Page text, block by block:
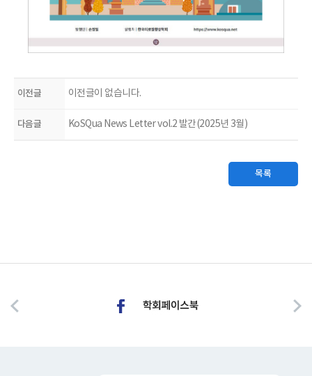
이전글 이전글이 없습니다.
다음글 KoSQua News Letter vol.2 발간(2025년 3월)
목록